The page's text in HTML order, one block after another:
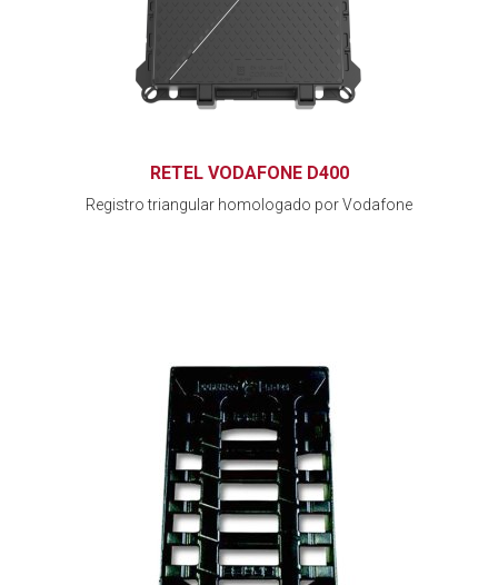
RETEL VODAFONE D400
Registro triangular homologado por Vodafone